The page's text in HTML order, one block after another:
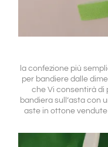
la confezione più
per bandiere dalle
che Vi consentirà di
bandiera sull’asta con
aste in ottone